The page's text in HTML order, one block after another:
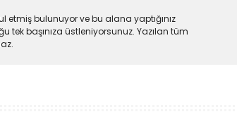
etmiş bulunuyor ve bu alana yaptığınız
başınıza üstleniyorsunuz. Yazılan tüm